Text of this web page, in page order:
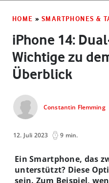
HOME » SMARTPHONES &
iPhone 14:
Wichtige zu
Überblick
Constantin Flemming
12. Juli 2023 9 min.
Ein Smartphone, das
unterstützt? Diese
sein. Zum Beispiel,